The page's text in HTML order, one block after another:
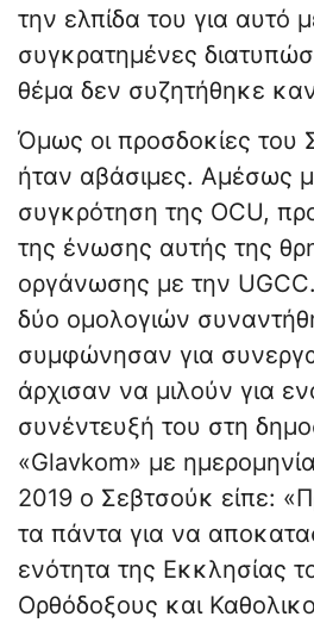
την ελπίδα του για αυτό
συγκρατημένες
θέμα δεν συζητήθηκε
Όμως οι προσδοκίες του
ήταν αβάσιμες. Αμέσως
συγκρότηση της OCU,
της ένωσης αυτής της
οργάνωσης με την
δύο ομολογιών
συμφώνησαν για
άρχισαν να μιλούν για
συνέντευξή του στη
«Glavkom» με
2019 ο Σεβτσούκ είπε:
τα πάντα για να
ενότητα της Εκκλησίας
Ορθόδοξους και